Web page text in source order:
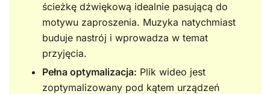
ścieżkę dźwiękową idealnie pasującą do
motywu zaproszenia. Muzyka natychmiast
buduje nastrój i wprowadza w temat
przyjęcia.
Pełna optymalizacja: Plik wideo jest
zoptymalizowany pod kątem urządzeń